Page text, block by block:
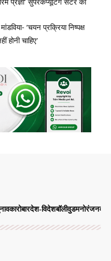
‘चयन प्रक्रिया निष्पक्ष
चाहिए’
कारोबारदेश-विदेशबॉलीवुडमनोरंजन